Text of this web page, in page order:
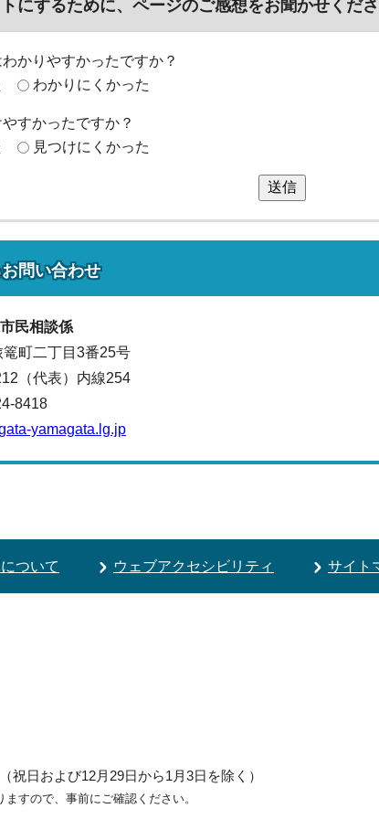
にするために、ページのご感想をお聞かせくだ
かりやすかったですか？
わかりにくかった
すかったですか？
見つけにくかった
送信
お問い合わせ
市民相談係
町二丁目3番25号
（代表） 内線254
8418
yamagata.lg.jp
ついて ウェブアクセシビリティ サイト
日および12月29日から1月3日を除く）
すので、事前にご確認ください。